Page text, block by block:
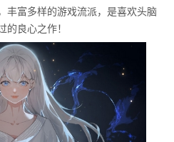
丰富多样的游戏流派，是喜欢头脑
的良心之作！